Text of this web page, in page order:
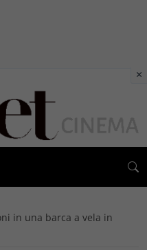
in una barca a vela in
×